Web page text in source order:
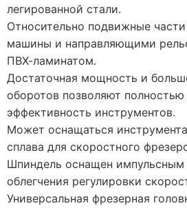
легированной стали.
Относительно подвижные
машины и направляющими
ПВХ-ламинатом.
Достаточная мощность и
оборотов позволяют полностью
эффективность инструментов.
Может оснащаться
сплава для скоростного
Шпиндель оснащен импульсным
облегчения регулировки
Универсальная фрезерная